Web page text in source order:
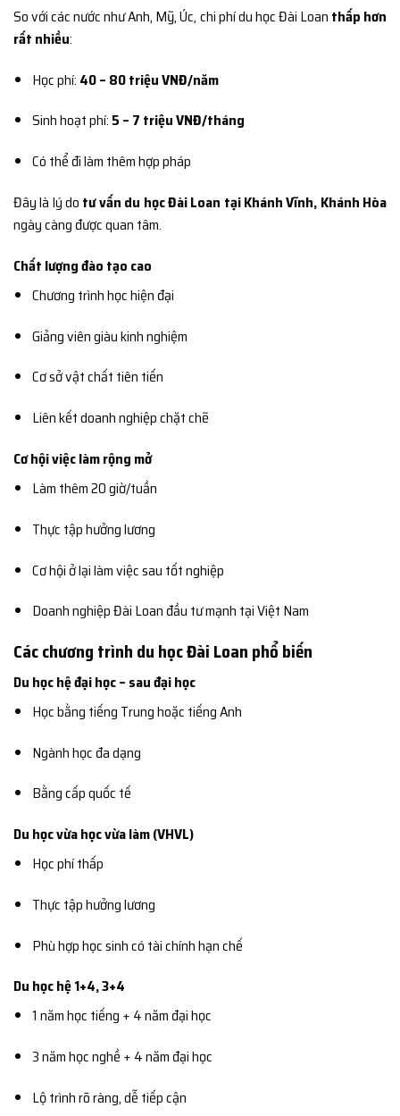
So với các nước như Anh, Mỹ, Úc, chi phí du học Đài Loan thấp hơn
rất nhiều:
Học phí: 40 – 80 triệu VNĐ/năm
Sinh hoạt phí: 5 – 7 triệu VNĐ/tháng
Có thể đi làm thêm hợp pháp
Đây là lý do tư vấn du học Đài Loan tại Khánh Vĩnh, Khánh Hòa
ngày càng được quan tâm.
Chất lượng đào tạo cao
Chương trình học hiện đại
Giảng viên giàu kinh nghiệm
Cơ sở vật chất tiên tiến
Liên kết doanh nghiệp chặt chẽ
Cơ hội việc làm rộng mở
Làm thêm 20 giờ/tuần
Thực tập hưởng lương
Cơ hội ở lại làm việc sau tốt nghiệp
Doanh nghiệp Đài Loan đầu tư mạnh tại Việt Nam
Các chương trình du học Đài Loan phổ biến
Du học hệ đại học – sau đại học
Học bằng tiếng Trung hoặc tiếng Anh
Ngành học đa dạng
Bằng cấp quốc tế
Du học vừa học vừa làm (VHVL)
Học phí thấp
Thực tập hưởng lương
Phù hợp học sinh có tài chính hạn chế
Du học hệ 1+4, 3+4
1 năm học tiếng + 4 năm đại học
3 năm học nghề + 4 năm đại học
Lộ trình rõ ràng, dễ tiếp cận